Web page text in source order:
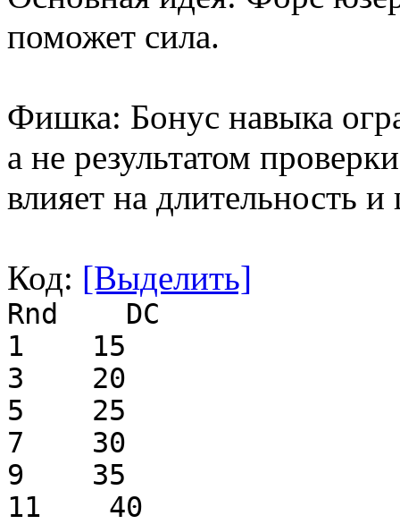
поможет сила.
Фишка: Бонус навыка
а не результатом
влияет на длительность и
Код: [Выделить]
Rnd DC
1 15
3 20
5 25
7 30
9 35
11 40